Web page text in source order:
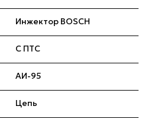
Инжектор BOSCH
С ПТС
АИ-95
Цепь